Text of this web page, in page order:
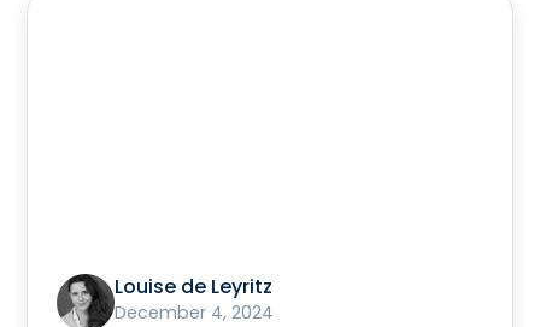
Louise de Leyritz
December 4, 2024